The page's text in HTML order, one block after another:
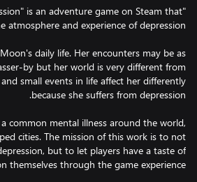
is an adventure game on Steam that
daily life. Her encounters may be as
by but her world is very different from
small events in life affect her differently
common mental illness around the world,
cities. The mission of this work is to not
but to let players have a taste of